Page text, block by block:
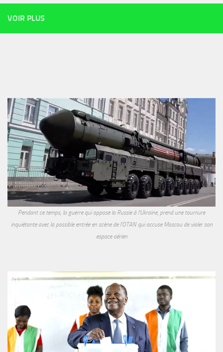
VOIR PLUS
Pendant ce temps, la guerre qui oppose la Russie à l'Ukraine, prend une tournure
inquiétante avec la possible entrée en scène de l'OTAN qui accuse Moscou de violer son
espace aérien